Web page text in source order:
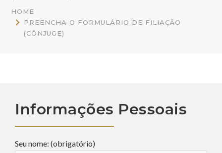
HOME
PREENCHA O FORMULÁRIO DE FILIAÇÃO
(CÔNJUGE)
Informações Pessoais
Seu nome: (obrigatório)